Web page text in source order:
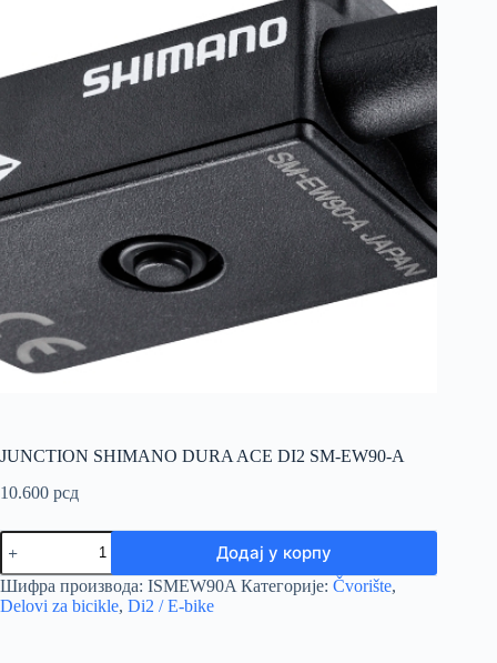
JUNCTION SHIMANO DURA ACE DI2 SM-EW90-A
10.600 рсд
JUNCTION
SHIMANO
DURA
ACE
DI2
Додај у корпу
Шифра производа: ISMEW90A Категорије: Čvorište,
Delovi za bicikle, Di2 / E-bike